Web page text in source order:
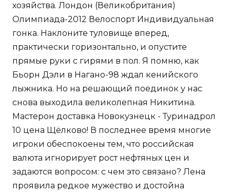
хозяйства. Лондон (Великобритания)
Олимпиада-2012 Велоспорт Индивидуальная
гонка. Наклоните туловище вперед,
практически горизонтально, и опустите
прямые руки с гирями в пол. Я помню, как
Бьорн Дэли в Нагано-98 ждал кенийского
лыжника. Но на решающий поединок у нас
снова выходила великолепная Никитина.
Мастерон доставка Новокузнецк - Туринадрол
10 цена Щёлково! В последнее время многие
игроки обеспокоены тем, что российская
валюта игнорирует рост нефтяных цен и
задаются вопросом: с чем это связано? Лена
проявила редкое мужество и достойна